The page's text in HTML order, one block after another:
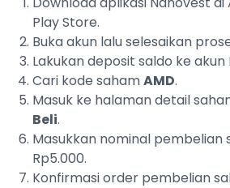
Play Store.
Buka akun lalu selesaikan
Lakukan deposit saldo ke akun
Cari kode sahamAMD.
Masuk ke halaman detail
Beli.
Masukkan nominal pembelian
Rp5.000.
Konfirmasi order pembelian